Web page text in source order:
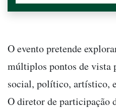
O evento pretende
múltiplos pontos de vista
social, político, artístico,
O diretor de participação